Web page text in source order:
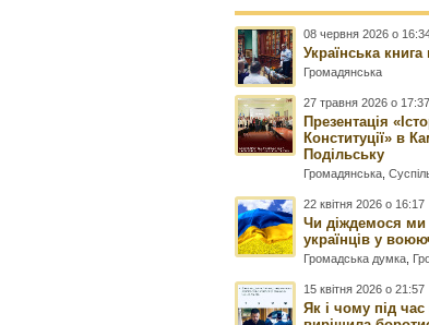
08 червня 2026 о
Українська
Громадянська
27 травня 2026 о 17:37
Презентація
Конституції» в
Подільську
Громадянська ,
22 квітня 2026 о 16:17
Чи діждемося ми
українців у
Громадська думка
15 квітня 2026 о 21:57
Як і чому під